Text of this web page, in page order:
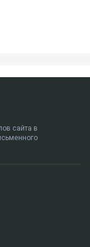
сайта в